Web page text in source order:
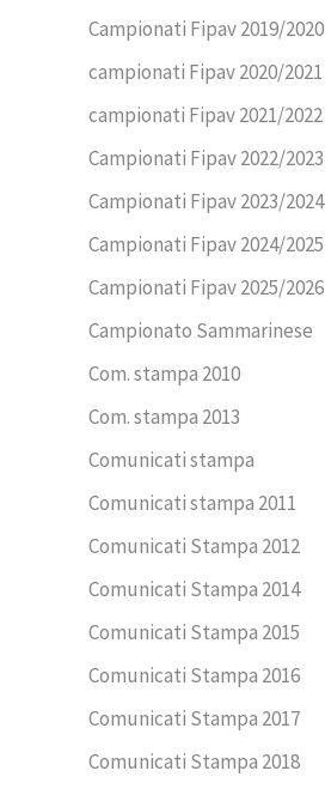
Campionati Fipav 2019/2020
campionati Fipav 2020/2021
campionati Fipav 2021/2022
Campionati Fipav 2022/2023
Campionati Fipav 2023/2024
Campionati Fipav 2024/2025
Campionati Fipav 2025/2026
Campionato Sammarinese
Com. stampa 2010
Com. stampa 2013
Comunicati stampa
Comunicati stampa 2011
Comunicati Stampa 2012
Comunicati Stampa 2014
Comunicati Stampa 2015
Comunicati Stampa 2016
Comunicati Stampa 2017
Comunicati Stampa 2018